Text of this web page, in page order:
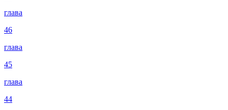
глава
46
глава
45
глава
44